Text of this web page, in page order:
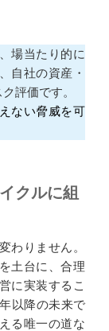
場当たり的に
自社の資産・
評価です。
ない脅威を可
クルに組
わりません。
土台に、合理
に実装するこ
以降の未来で
る唯一の道な